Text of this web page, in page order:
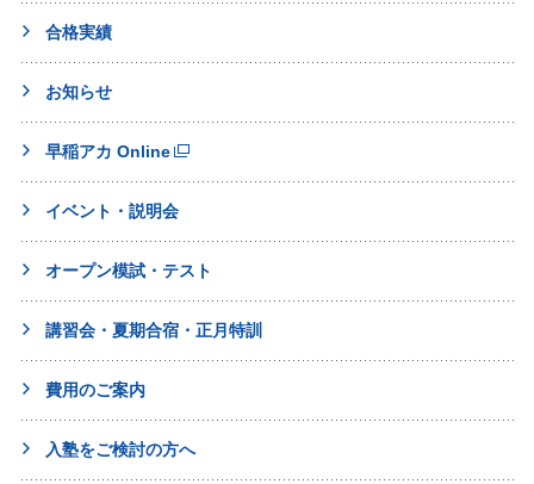
合格実績
お知らせ
早稲アカ Online
イベント・説明会
オープン模試・テスト
講習会・夏期合宿・正月特訓
費用のご案内
入塾をご検討の方へ